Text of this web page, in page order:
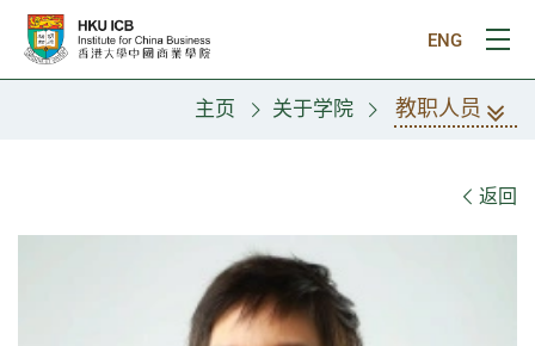
跳往主要内容
ENG
打
主页 关于学院 教职人员
返回